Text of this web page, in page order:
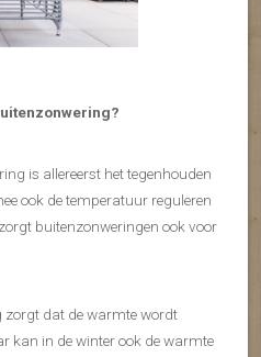
is allereerst het tegenhouden
ook de temperatuur reguleren
buitenzonweringen ook voor
zorgt dat de warmte wordt
kan in de winter ook de warmte